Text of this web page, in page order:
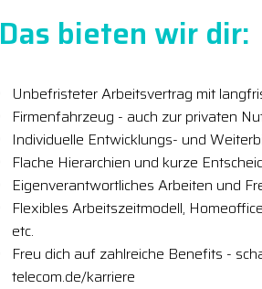
Das bieten wir dir:
Unbefristeter Arbeitsvertrag mit
Firmenfahrzeug - auch zur privaten
Individuelle Entwicklungs- und
Flache Hierarchien und kurze
Eigenverantwortliches Arbeiten und
Flexibles Arbeitszeitmodell,
etc.
Freu dich auf zahlreiche Benefits -
telecom.de/karriere